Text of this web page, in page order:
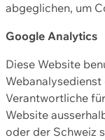
abgeglichen, um
Google Analytics
Diese Website
Verantwortliche
Website
oder der Schweiz